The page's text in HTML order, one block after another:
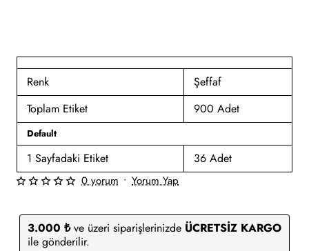
Renk
Şeffaf
Toplam Etiket
900 Adet
Default
1 Sayfadaki Etiket 36 Adet
3.000 ₺ve üzeri siparişlerinizde ÜCRETSİZ KARGO
ile gönderilir.
0 yorum • Yorum Yap